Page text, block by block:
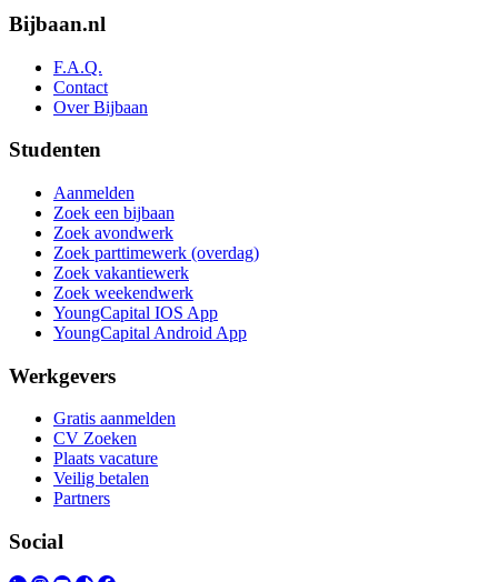
Bijbaan.nl
F.A.Q.
Contact
Over Bijbaan
Studenten
Aanmelden
Zoek een bijbaan
Zoek avondwerk
Zoek parttimewerk (overdag)
Zoek vakantiewerk
Zoek weekendwerk
YoungCapital IOS App
YoungCapital Android App
Werkgevers
Gratis aanmelden
CV Zoeken
Plaats vacature
Veilig betalen
Partners
Social